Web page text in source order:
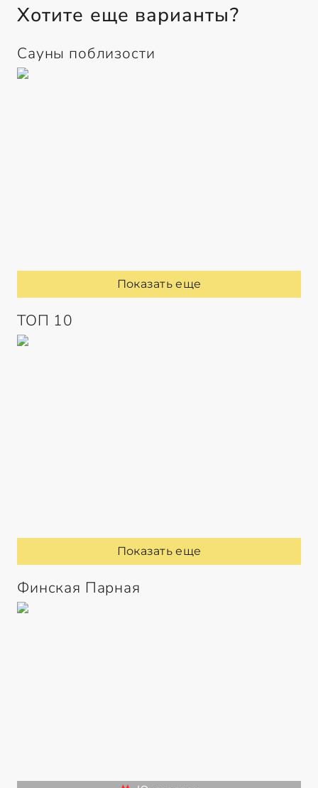
Хотите еще варианты?
Сауны поблизости
Показать еще
ТОП 10
Показать еще
Финская Парная